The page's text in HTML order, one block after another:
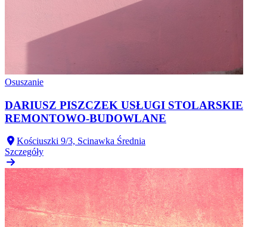
Osuszanie
DARIUSZ PISZCZEK USŁUGI STOLARSKIE
REMONTOWO-BUDOWLANE
Kościuszki 9/3, Scinawka Średnia
Szczegóły